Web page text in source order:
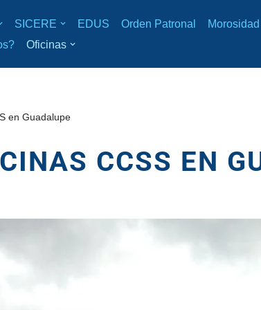
SICERE EDUS Orden Patronal Morosidad
Oficinas
en Guadalupe
CCSS EN